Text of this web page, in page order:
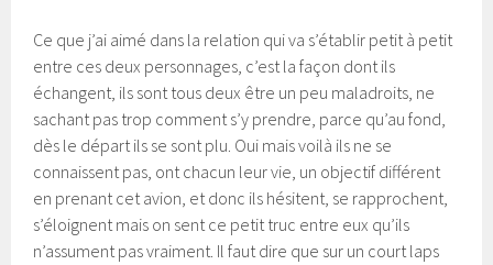
Ce que j’ai aimé dans la relation qui va s’établir petit à petit
entre ces deux personnages, c’est la façon dont ils
échangent, ils sont tous deux être un peu maladroits, ne
sachant pas trop comment s’y prendre, parce qu’au fond,
dès le départ ils se sont plu. Oui mais voilà ils ne se
connaissent pas, ont chacun leur vie, un objectif différent
en prenant cet avion, et donc ils hésitent, se rapprochent,
s’éloignent mais on sent ce petit truc entre eux qu’ils
n’assument pas vraiment. Il faut dire que sur un court laps